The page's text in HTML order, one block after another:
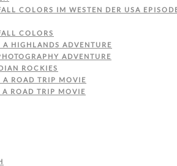
COLORS IM WESTEN DER USA
COLORS
A HIGHLANDS ADVENTURE
ADVENTURE
ROCKIES
A ROAD TRIP MOVIE
A ROAD TRIP MOVIE